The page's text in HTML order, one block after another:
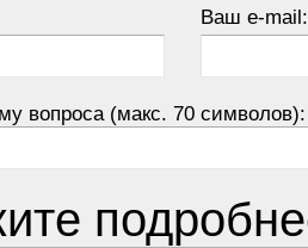
Ваш e-mail:
вопроса (макс. 70 символов):